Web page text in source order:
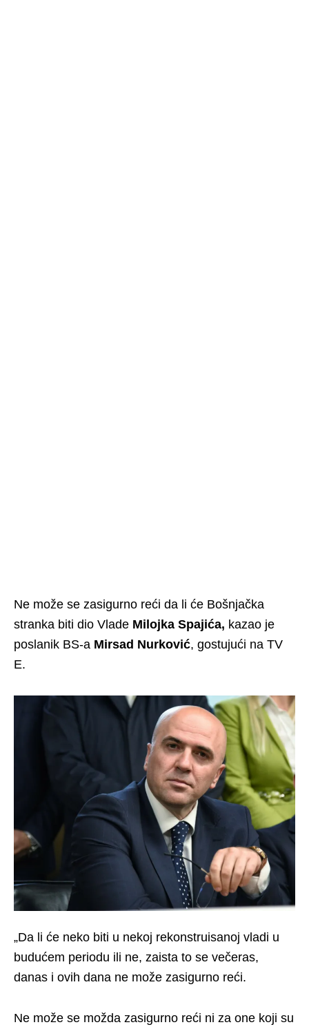
Ne može se zasigurno reći da li će Bošnjačka
stranka biti dio Vlade Milojka Spajića, kazao je
poslanik BS-a Mirsad Nurković, gostujući na TV
E.
„Da li će neko biti u nekoj rekonstruisanoj vladi u
budućem periodu ili ne, zaista to se večeras,
danas i ovih dana ne može zasigurno reći.
Ne može se možda zasigurno reći ni za one koji su